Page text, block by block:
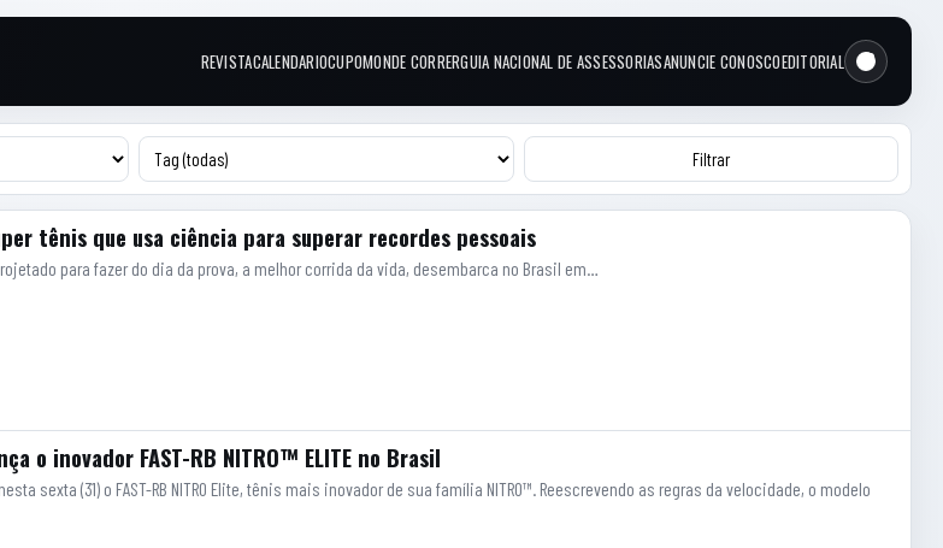
Links do topo
REVISTACALENDARIOCUPOMONDE CORRERGUIA NACIONAL DE ASSESSORIASANUNCIE CONOSCOEDITORIAL
Filtrar
tênis que usa ciência para superar recordes pessoais
para fazer do dia da prova, a melhor corrida da vida, desembarca no Brasil em…
o inovador FAST-RB NITRO™ ELITE no Brasil
sexta (31) o FAST-RB NITRO Elite, tênis mais inovador de sua família NITRO™. Reescrevendo as regras da velocidade, o modelo